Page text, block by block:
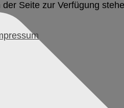
Seite zur Verfügung